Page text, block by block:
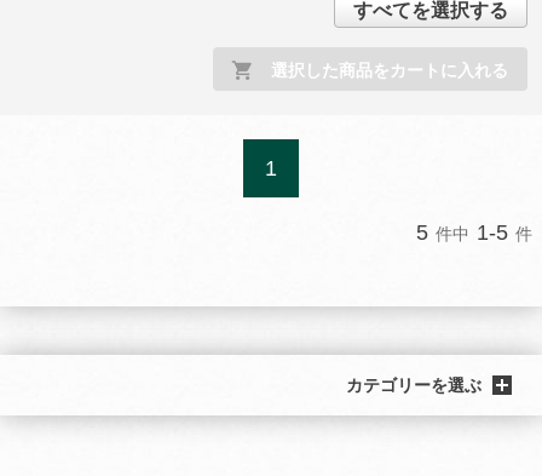
すべてを選択する
選択した商品をカートに入れる
1
5 件中 1-5 件
カテゴリーを選ぶ